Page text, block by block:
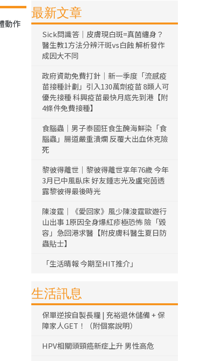
動作
最新文章
Sick問識答｜皮膚現白斑=真菌纏身？
醫生教1方法分辨汗斑vs白蝕 解析發作
成因大不同
政府資助免費打針｜新一季度「流感疫
苗接種計劃」引入130萬劑疫苗 8類人可
優先接種 科興疫苗最快月底先到港【附
4條件免費接種】
食腦蟲｜男子泰國狂食生醃海鮮染「食
腦蟲」腸道嚴重潰爛 反覆大出血休克險
死
黎彼得離世｜黎彼得離世享年76歲 今年
3月已中風臥床 好友鍾志光及盧宛茵透
露黎彼得最後時光
陳浚霆｜《愛回家》風少陳浚霆歐遊行
山出事 1原因全身爆紅疹極恐怖 險「毀
容」急回港求醫【附皮膚科醫生夏日防
蟲貼士】
「生活晴報 今期至HIT推介」
生活訊息
保單逆按自製長糧 | 充裕退休儲備 + 保
障家人GET！（附個案說明）
HPV相關頭頸癌新症上升 男性高危